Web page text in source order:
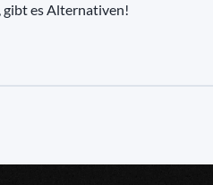
gibt es Alternativen!